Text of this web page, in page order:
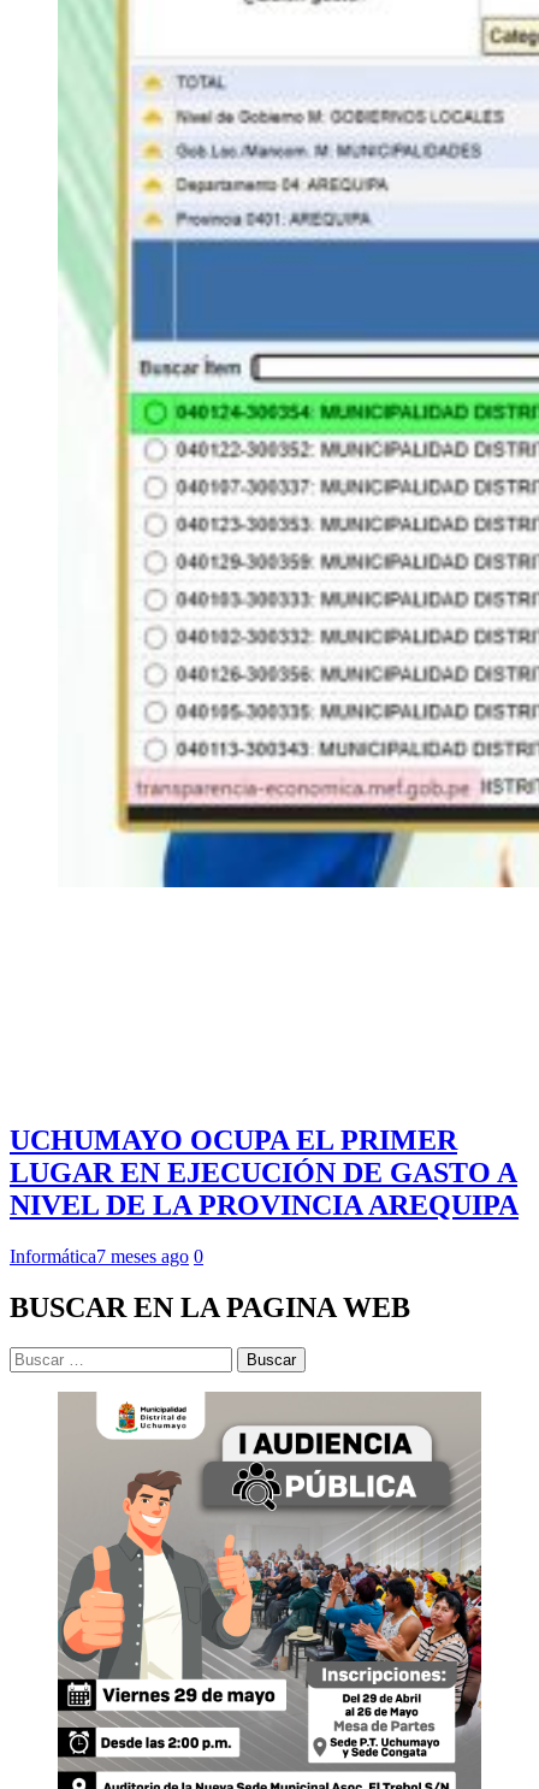
UCHUMAYO OCUPA EL PRIMER
LUGAR EN EJECUCIÓN DE GASTO A
NIVEL DE LA PROVINCIA AREQUIPA
Informática7 meses ago 0
BUSCAR EN LA PAGINA WEB
Buscar: